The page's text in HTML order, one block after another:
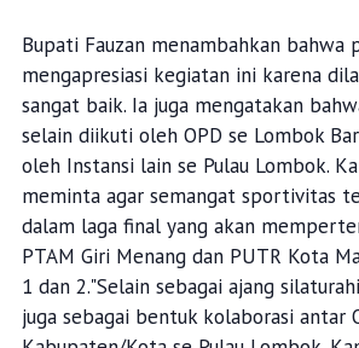
Bupati Fauzan menambahkan bahwa
mengapresiasi kegiatan ini karena
sangat baik. Ia juga mengatakan
selain diikuti oleh OPD se Lombok
oleh Instansi lain se Pulau Lombok.
meminta agar semangat sportivitas
dalam laga final yang akan
PTAM Giri Menang dan PUTR Kota
1 dan 2."Selain sebagai ajang
juga sebagai bentuk kolaborasi antar